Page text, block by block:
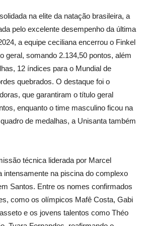
na elite da natação brasileira, a
pelo excelente desempenho da última
a equipe ceciliana encerrou o Finkel
geral, somando 2.134,50 pontos, além
12 índices para o Mundial de
quebrados. O destaque foi o
que garantiram o título geral
enquanto o time masculino ficou na
de medalhas, a Unisanta também
técnica liderada por Marcel
intensamente na piscina do complexo
Santos. Entre os nomes confirmados
como os olímpicos Mafê Costa, Gabi
e os jovens talentos como Théo